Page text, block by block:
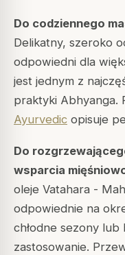
Do codziennego
Delikatny, szeroko
odpowiedni dla
jest jednym z
praktyki Abhyanga.
Ayurvedic opisuje
Do
wsparcia
oleje Vatahara -
odpowiednie na
chłodne sezony
zastosowanie.